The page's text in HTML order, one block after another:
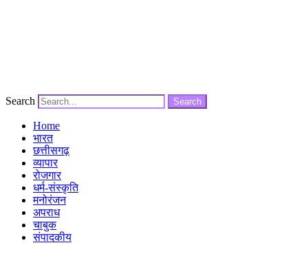
Search Search
Home
भारत
छत्तीसगढ़
व्यापार
रोजगार
धर्म-संस्कृति
मनोरंजन
अपराध
चाबुक
संपादकीय